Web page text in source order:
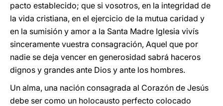
pacto establecido; que si vosotros, en la integridad de
la vida cristiana, en el ejercicio de la mutua caridad y
en la sumisión y amor a la Santa Madre Iglesia vivís
sinceramente vuestra consagración, Aquel que por
nadie se deja vencer en generosidad sabrá haceros
dignos y grandes ante Dios y ante los hombres.
Un alma, una nación consagrada al Corazón de Jesús
debe ser como un holocausto perfecto colocado